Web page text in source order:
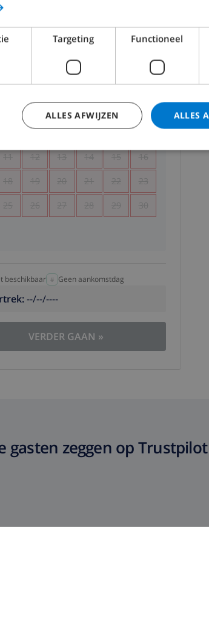
augustus 2026
2
5 6 7 8
11 12 13 14 15 16
18 19 20 21 22 23
25 26 27 28 29 30
beschikbaar Geen aankomstdag
:--/--/----
VERDER GAAN »
gasten zeggen op Trustpilot
Targeting Functioneel
ALLES
ALLES AFWIJZEN